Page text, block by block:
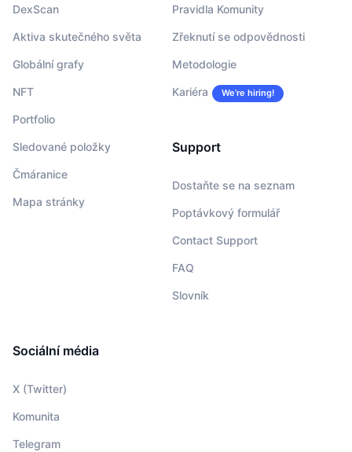
DexScan
Aktiva skutečného světa
Globální grafy
NFT
Portfolio
Sledované položky
Čmáranice
Mapa stránky
Pravidla Komunity
Zřeknutí se odpovědnosti
Metodologie
Kariéra We’re hiring!
Support
Dostaňte se na seznam
Poptávkový formulář
Contact Support
FAQ
Slovník
Sociální média
X (Twitter)
Komunita
Telegram